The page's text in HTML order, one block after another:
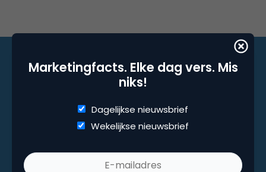
Marketingfacts. Elke dag vers. Mis
niks!
Dagelijkse nieuwsbrief
Wekelijkse nieuwsbrief
Marketingfacts. Elke dag vers. Mis niks!
Dagelijkse nieuwsbrief
Wekelijkse nieuwsbrief